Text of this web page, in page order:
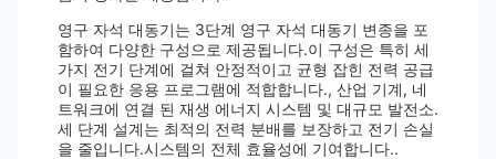
영구 자석 대동기는 3단계 영구 자석 대동기 변종을 포
함하여 다양한 구성으로 제공됩니다.이 구성은 특히 세
가지 전기 단계에 걸쳐 안정적이고 균형 잡힌 전력 공급
이 필요한 응용 프로그램에 적합합니다., 산업 기계, 네
트워크에 연결 된 재생 에너지 시스템 및 대규모 발전소.
세 단계 설계는 최적의 전력 분배를 보장하고 전기 손실
을 줄입니다.시스템의 전체 효율성에 기여합니다..